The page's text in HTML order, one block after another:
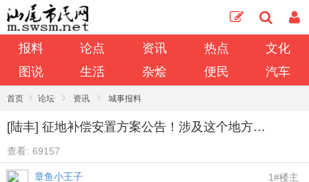
报料 论点 资讯 热点
文化
图说
生活 杂烩 便民 汽车
首页 › 论坛 › 资讯 › 城事报料
[陆丰] 征地补偿安置方案公告！涉及这个地方…
查看: 69157
章鱼小王子 1#楼主